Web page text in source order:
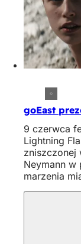
goEast
9 czerwca
Lightning
zniszczonej
Neymann w
marzenia